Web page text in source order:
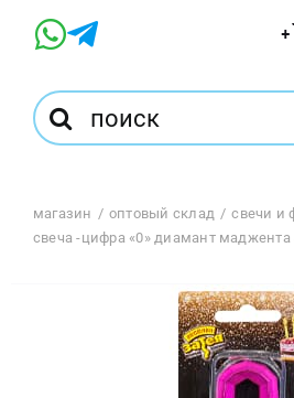
Результат
поиска:
Магазин
Оптовый Магазин
магазин оптовый склад
свечи и
свеча -цифра «0» диамант маджента